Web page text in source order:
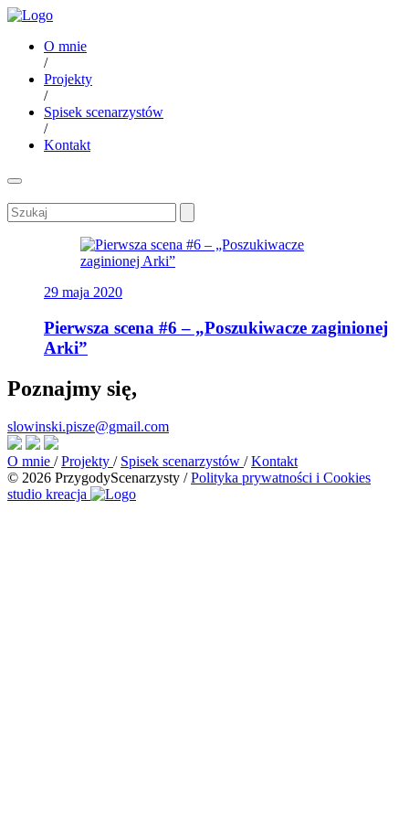
O mnie
/
Projekty
/
Spisek scenarzystów
/
Kontakt
29 maja 2020
Pierwsza scena #6 – „Poszukiwacze zaginionej
Arki”
Poznajmy się,
slowinski.pisze@gmail.com
O mnie / Projekty / Spisek scenarzystów / Kontakt
© 2026 PrzygodyScenarzysty / Polityka prywatności i Cookies
studio kreacja